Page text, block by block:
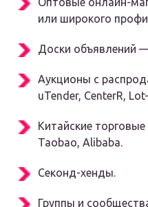
или широкого
Доски объявлений
Аукционы с
uTender, CenterR,
Китайские
Taobao, Alibaba.
Секонд-хенды.
Группы и